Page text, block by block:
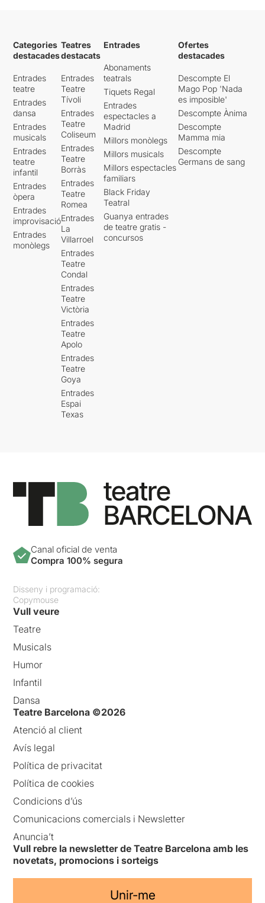
amb un interior brut i
malèvol. Un personatge molt
difícil d’interpretar, però que
Viviana Zappa aconsegueix
dominar-lo.
Són cinc actors que donen
vida a l’obra, explicant
presents i passats d’una
secta, i sobretot de les
persones. La diversitat dels
temps implica als actors
treballar en diferents
registres, alguns com a
persones diferents, en altres
casos influenciats pel pas
dels anys. Unes transicions
norma escrita. La societat té
un poder molt gran en la
nostra educació, té la
capacitat de crear-nos d’una
caure en aquestes
dinàmiques.
Categories
destacades
Entrades
teatre
Entrades
dansa
Entrades
musicals
Entrades
teatre
infantil
Entrades
òpera
Entrades
improvisació
Entrades
monòlegs
Teatres
destacats
Entrades
Teatre
Tívoli
Entrades
Teatre
Coliseum
Entrades
Teatre
Borràs
Entrades
Teatre
Romea
Entrades
La
Villarroel
Entrades
Teatre
Condal
Entrades
Teatre
Victòria
Entrades
Teatre
Apolo
Entrades
Teatre
Goya
Entrades
Espai
Texas
Entrades
Abonaments
teatrals
Tiquets Regal
Entrades
espectacles a
Madrid
Millors monòlegs
Millors musicals
Millors espectacles
familiars
Black Friday
Teatral
Guanya entrades
de teatre gratis -
concursos
Ofertes
destacades
Descompte El
Mago Pop 'Nada
es imposible'
Descompte Ànima
Descompte
Mamma mia
Descompte
Germans de sang
Canal oficial de venta
Compra 100% segura
Disseny i programació:
Copymouse
Vull veure
Teatre
Musicals
Humor
Infantil
Dansa
Teatre Barcelona ©2026
Atenció al client
Avís legal
Política de privacitat
Política de cookies
Condicions d’ús
Comunicacions comercials i Newsletter
Anuncia’t
Vull rebre la newsletter de Teatre Barcelona amb les
novetats, promocions i sorteigs
Unir-me